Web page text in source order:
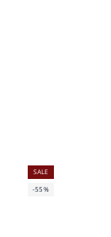
SALE
-55%